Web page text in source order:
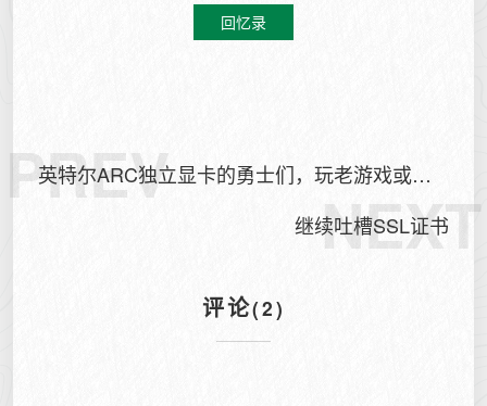
回忆录
PREV
英特尔ARC独立显卡的勇士们，玩老游戏或许
可以试一下dx转vulkan
NEXT
继续吐槽SSL证书
评论(2)